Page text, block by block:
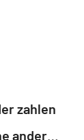
zahlen
ROUNDUP: Auch KI von Meta hackte sich in eine andere Firma